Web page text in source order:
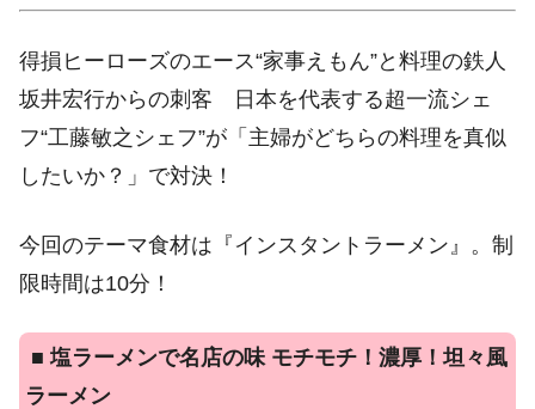
得損ヒーローズのエース“家事えもん”と料理の鉄人
坂井宏行からの刺客 日本を代表する超一流シェ
フ“工藤敏之シェフ”が「主婦がどちらの料理を真似
したいか？」で対決！
今回のテーマ食材は『インスタントラーメン』。制
限時間は10分！
■塩ラーメンで名店の味 モチモチ！濃厚！坦々風
ラーメン